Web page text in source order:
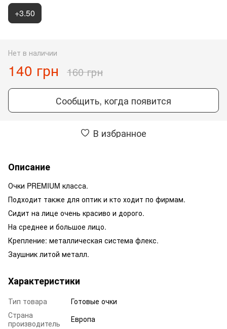
+3.50
Нет в наличии
140 грн 160 грн
Сообщить, когда появится
В избранное
Описание
Очки PREMIUM класса.
Подходит также для оптик и кто ходит по фирмам.
Сидит на лице очень красиво и дорого.
На среднее и большое лицо.
Крепление: металлическая система флекс.
Заушник литой металл.
Характеристики
Тип товара
Готовые очки
Страна
производитель
Европа